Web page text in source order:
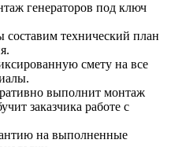
генераторов под ключ
технический план
смету на все
выполнит монтаж
заказчика работе с
на выполненные